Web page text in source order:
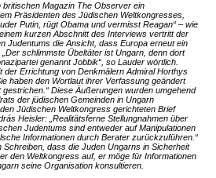
britischen Magazin The Observer ein
Präsidenten des Jüdischen Weltkongresses,
Putin, rügt Obama und vermisst Reagan“ – wie
kurzen Abschnitt des Interviews vertritt der
Judentums die Ansicht, dass Europa erneut ein
schlimmste Übeltäter ist Ungarn, denn dort
genannt Jobbik“, so Lauder wörtlich.
der Errichtung von Denkmälern Admiral Horthys
haben den Wortlaut ihrer Verfassung geändert
Diese Äußerungen wurden umgehend
der jüdischen Gemeinden in Ungarn
Jüdischen Weltkongress gerichteten Brief
Heisler: „Realitätsferne Stellungnahmen über
Judentums sind entweder auf Manipulationen
Informationen durch Berater zurückzuführen.“
dass die Juden Ungarns in Sicherheit
den Weltkongress auf, er möge für Informationen
seine Organisation konsultieren.